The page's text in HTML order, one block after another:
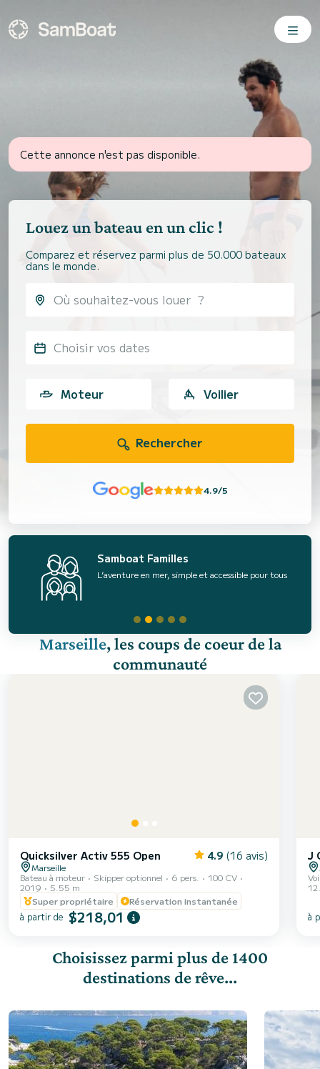
Cette annonce n'est pas disponible.
Louez un bateau en un clic !
Comparez et réservez parmi plus de 50.000 bateaux
dans le monde.
Choisir vos dates
Moteur Voilier
Rechercher
4.9/5
Samboat Familles
L’aventure en mer, simple et accessible pour tous
Marseille, les coups de coeur de la
communauté
Quicksilver Activ 555 Open 4.9 (16 avis)
Marseille
Bateau à moteur
Skipper optionnel 6 pers.
100 CV
2019
5.55 m
Super propriétaire
Réservation instantanée
à partir de $218,01
J
à
Choisissez parmi plus de 1400
destinations de rêve...